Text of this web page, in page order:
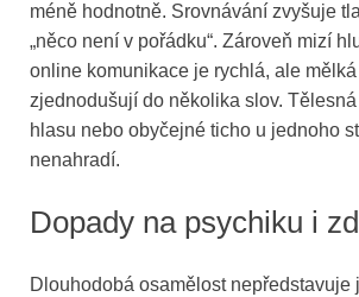
méně hodnotně. Srovnávání zvyšuje
„něco není v pořádku“. Zároveň mizí
online komunikace je rychlá, ale
zjednodušují do několika slov.
hlasu nebo obyčejné ticho u jednoho
nenahradí.
Dopady na psychiku i
Dlouhodobá osamělost nepředstavuje